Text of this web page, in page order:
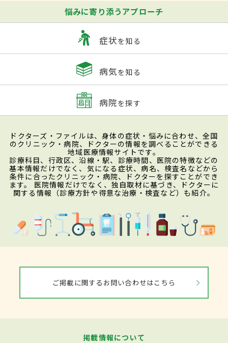
悩みに寄り添うアプローチ
症状を知る
病気を知る
病院を探す
ドクターズ・ファイルは、身体の症状・悩みに合わせ、全国
のクリニック・病院、ドクターの情報を調べることができる
地域医療情報サイトです。
診療科目、行政区、沿線・駅、診療時間、医院の特徴などの
基本情報だけでなく、気になる症状、病名、検査名などから
条件に合ったクリニック・病院、ドクターを探すことができ
ます。 医院情報だけでなく、独自取材に基づき、ドクターに
関する情報（診療方針や得意な治療・検査など）も紹介。
ご掲載に関するお問い合わせはこちら
掲載情報について